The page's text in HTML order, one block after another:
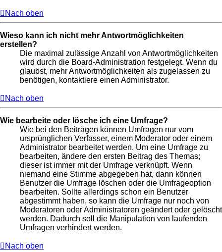
Nach oben
Wieso kann ich nicht mehr Antwortmöglichkeiten
erstellen?
Die maximal zulässige Anzahl von Antwortmöglichkeiten
wird durch die Board-Administration festgelegt. Wenn du
glaubst, mehr Antwortmöglichkeiten als zugelassen zu
benötigen, kontaktiere einen Administrator.
Nach oben
Wie bearbeite oder lösche ich eine Umfrage?
Wie bei den Beiträgen können Umfragen nur vom
ursprünglichen Verfasser, einem Moderator oder einem
Administrator bearbeitet werden. Um eine Umfrage zu
bearbeiten, ändere den ersten Beitrag des Themas;
dieser ist immer mit der Umfrage verknüpft. Wenn
niemand eine Stimme abgegeben hat, dann können
Benutzer die Umfrage löschen oder die Umfrageoption
bearbeiten. Sollte allerdings schon ein Benutzer
abgestimmt haben, so kann die Umfrage nur noch von
Moderatoren oder Administratoren geändert oder gelöscht
werden. Dadurch soll die Manipulation von laufenden
Umfragen verhindert werden.
Nach oben